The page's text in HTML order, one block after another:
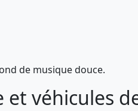
de musique douce.
véhicules